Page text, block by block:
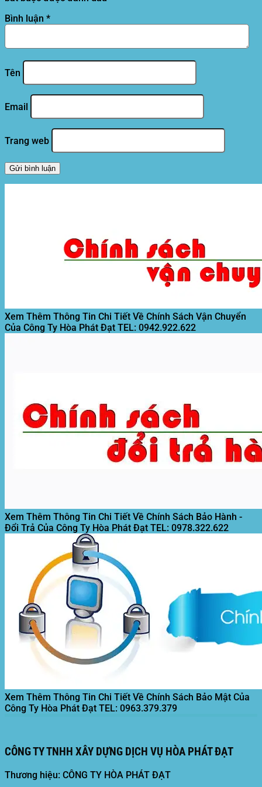
Bình luận *
Tên
Email
Trang web
Xem Thêm Thông Tin Chi Tiết Về Chính Sách Vận Chuyển
Của Công Ty Hòa Phát Đạt TEL: 0942.922.622
Xem Thêm Thông Tin Chi Tiết Về Chính Sách Bảo Hành -
Đổi Trả Của Công Ty Hòa Phát Đạt TEL: 0978.322.622
Xem Thêm Thông Tin Chi Tiết Về Chính Sách Bảo Mật Của
Công Ty Hòa Phát Đạt TEL: 0963.379.379
CÔNG TY TNHH XÂY DỰNG DỊCH VỤ HÒA PHÁT ĐẠT
Thương hiệu: CÔNG TY HÒA PHÁT ĐẠT